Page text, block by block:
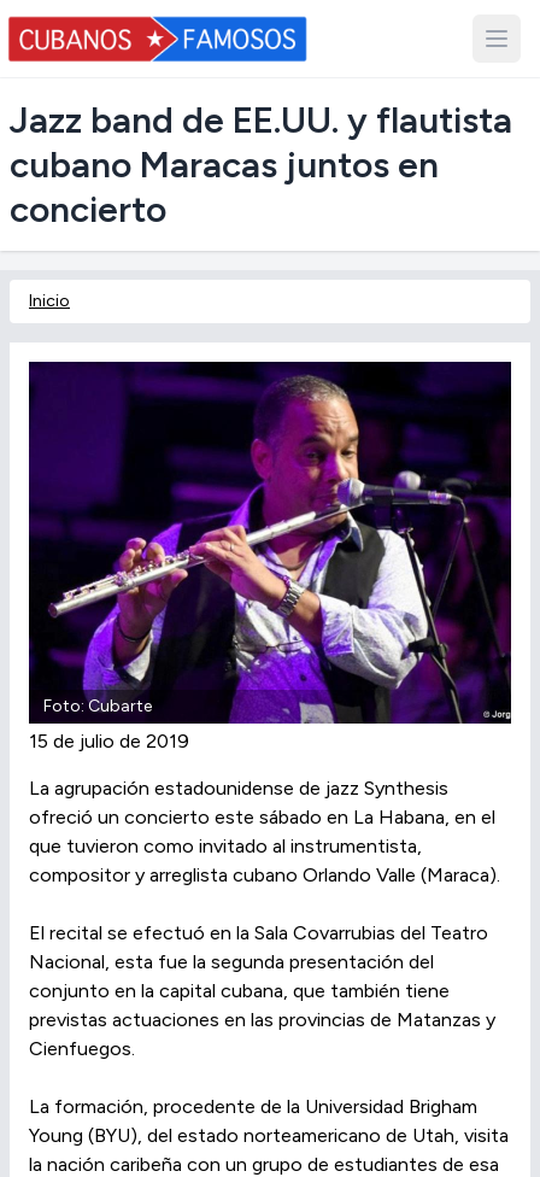
Jazz band de EE.UU. y flautista
cubano Maracas juntos en
concierto
Inicio
Foto: Cubarte
15 de julio de 2019
La agrupación estadounidense de jazz Synthesis
ofreció un concierto este sábado en La Habana, en el
que tuvieron como invitado al instrumentista,
compositor y arreglista cubano Orlando Valle (Maraca).
El recital se efectuó en la Sala Covarrubias del Teatro
Nacional, esta fue la segunda presentación del
conjunto en la capital cubana, que también tiene
previstas actuaciones en las provincias de Matanzas y
Cienfuegos.
La formación, procedente de la Universidad Brigham
Young (BYU), del estado norteamericano de Utah, visita
la nación caribeña con un grupo de estudiantes de esa